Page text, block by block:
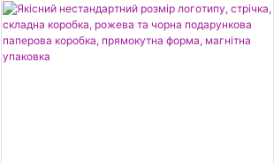
Розроблені з розкішною упаковкою та
кришками на магнітній валізці, вони